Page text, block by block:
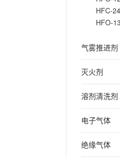
HFC-
HFO-
气雾推进剂
灭火剂
溶剂清洗剂
电子气体
绝缘气体